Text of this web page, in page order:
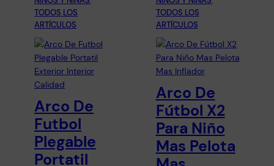
TODOS LOS
ARTÍCULOS
Arco De
Futbol
Plegable
Portatil
TODOS LOS
ARTÍCULOS
Arco De
Fútbol X2
Para Niño
Mas Pelota